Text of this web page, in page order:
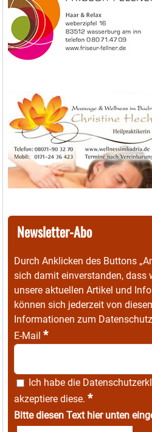
Newsletter-Abo
Durch Anklicken des Buttons
sich damit einverstanden, dass
unsere aktuellen Artikel und
können sich jederzeit von
Informationen zum
E-Mail *
Ich habe die
akzeptiere diese. *
Bitte diesen Text hier unten